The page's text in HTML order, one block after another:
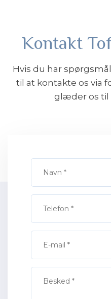
Kontakt
Hvis du har
til at kontakte os via
glæder os til